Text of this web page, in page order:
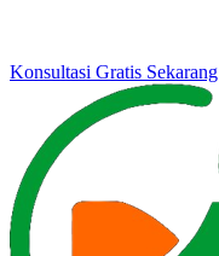
Konsultasi Gratis Sekarang